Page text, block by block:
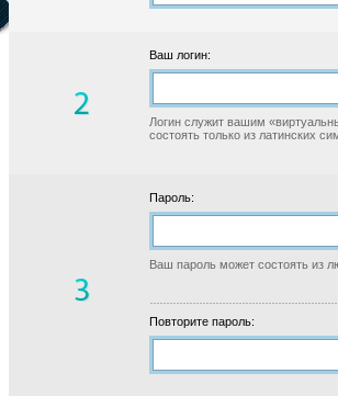
Ваш логин:
Логин служит вашим
состоять только из латинских
Пароль:
Ваш пароль может состоять из
Повторите пароль: